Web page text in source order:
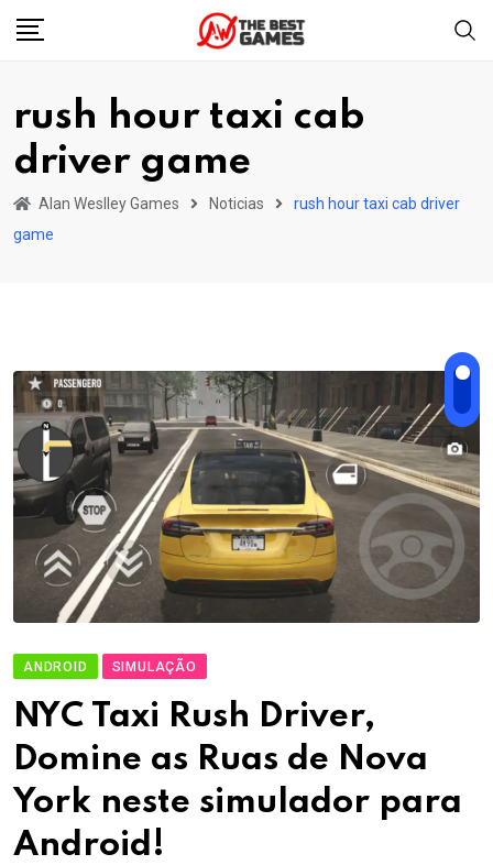
Skip
rush hour taxi cab
driver game
Alan Weslley Games Noticias
rush hour taxi cab driver
game
ANDROID SIMULAÇÃO
NYC Taxi Rush Driver,
Domine as Ruas de Nova
York neste simulador para
Android!